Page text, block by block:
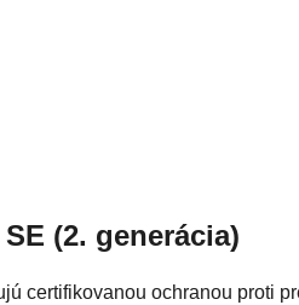
(2. generácia)
certifikovanou ochranou proti